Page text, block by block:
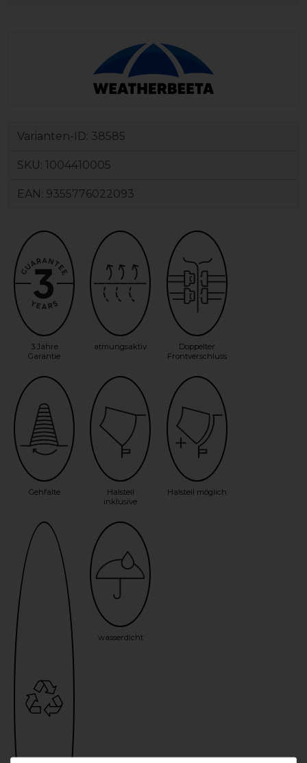
Varianten-ID: 38585
SKU: 1004410005
EAN: 9355776022093
3 Jahre
Garantie
atmungsaktiv
Doppelter
Frontverschluss
Gehfalte
Halsteil
inklusive
Halsteil möglich
wasserdicht